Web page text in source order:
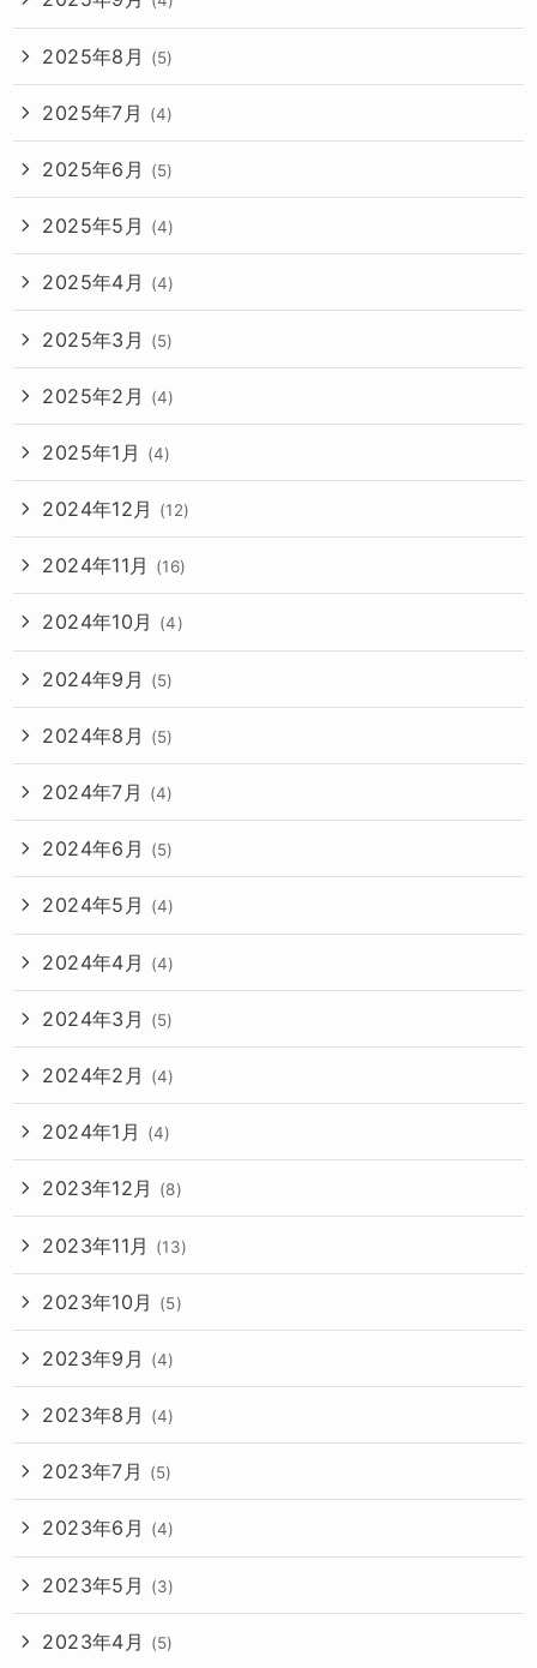
2025年8月 (5)
2025年7月 (4)
2025年6月 (5)
2025年5月 (4)
2025年4月 (4)
2025年3月 (5)
2025年2月 (4)
2025年1月 (4)
2024年12月 (12)
2024年11月 (16)
2024年10月 (4)
2024年9月 (5)
2024年8月 (5)
2024年7月 (4)
2024年6月 (5)
2024年5月 (4)
2024年4月 (4)
2024年3月 (5)
2024年2月 (4)
2024年1月 (4)
2023年12月 (8)
2023年11月 (13)
2023年10月 (5)
2023年9月 (4)
2023年8月 (4)
2023年7月 (5)
2023年6月 (4)
2023年5月 (3)
2023年4月 (5)